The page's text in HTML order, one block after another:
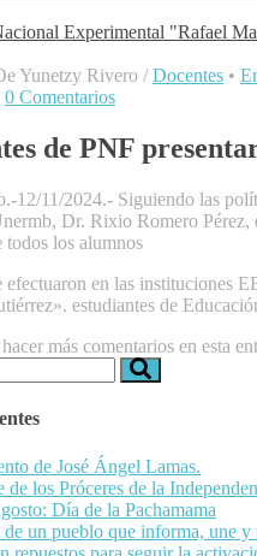
Experimental "Rafael
Yunetzy Rivero / Docentes •
0 Comentarios
de PNF
12/11/2024.- Siguiendo las
Dr. Rixio Romero Pérez,
todos los alumnos
efectuaron en las instituciones
estudiantes de
más comentarios en esta
de José Ángel Lamas.
de los Próceres de la
Día de la Pachamama
de un pueblo que informa, une y